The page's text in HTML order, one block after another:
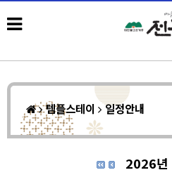
템플스테이 일정안내
2026년